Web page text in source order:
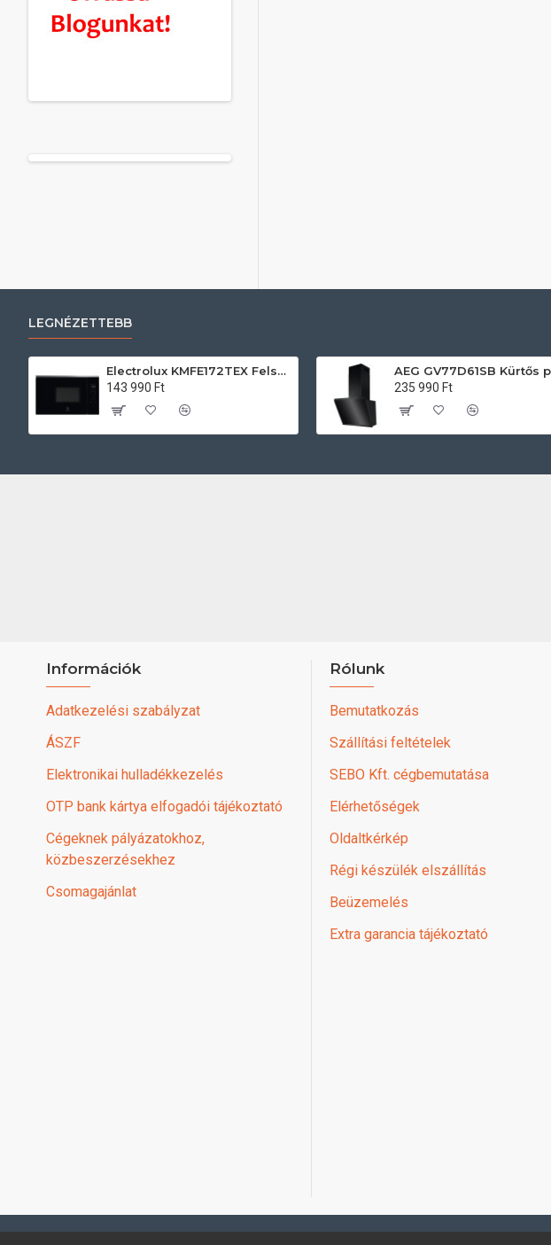
LEGNÉZETTEBB
Electrolux KMFE172TEX Felsőszekrénybe építhető mikrohullámú sütő
143 990 Ft
235 990 Ft
Információk
Adatkezelési szabályzat
ÁSZF
Elektronikai hulladékkezelés
OTP bank kártya elfogadói tájékoztató
Cégeknek pályázatokhoz,
közbeszerzésekhez
Csomagajánlat
Rólunk
Bemutatkozás
Szállítási feltételek
SEBO Kft. cégbemutatása
Elérhetőségek
Oldaltkérkép
Régi készülék elszállítás
Beüzemelés
Extra garancia tájékoztató